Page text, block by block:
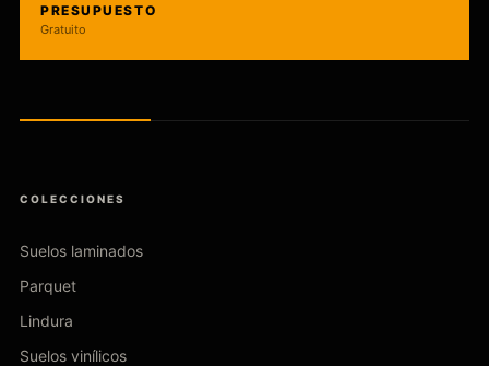
PRESUPUESTO
Gratuito
COLECCIONES
Suelos laminados
Parquet
Lindura
Suelos vinílicos